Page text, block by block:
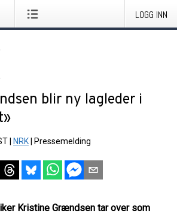
LOGG INN
blir ny lagleder i
NRK Pressemelding
Kristine Grændsen tar over som